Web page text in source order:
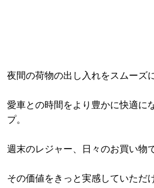
夜間の荷物の出し入れをスムーズ
愛車との時間をより豊かに快適に
プ。
週末のレジャー、日々のお買い物
その価値をきっと実感していただ